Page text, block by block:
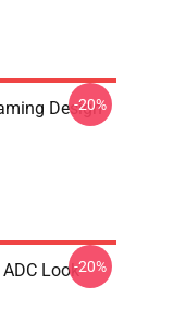
Design
-20%
Look-20%